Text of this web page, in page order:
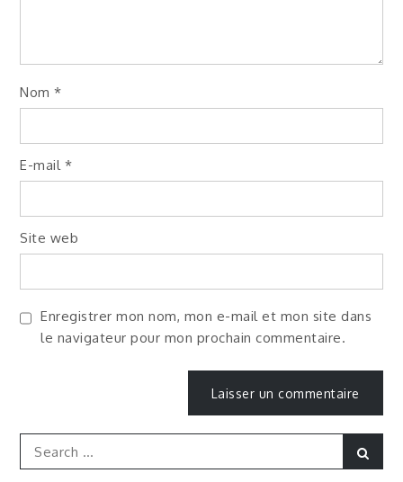
Nom*
E-mail *
Site web
Enregistrer mon nom, mon e-mail et mon site dans
le navigateur pour mon prochain commentaire.
Search
for: